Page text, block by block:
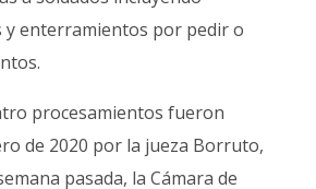
y enterramientos por pedir o
procesamientos fueron
de 2020 por la jueza Borruto,
pasada, la Cámara de